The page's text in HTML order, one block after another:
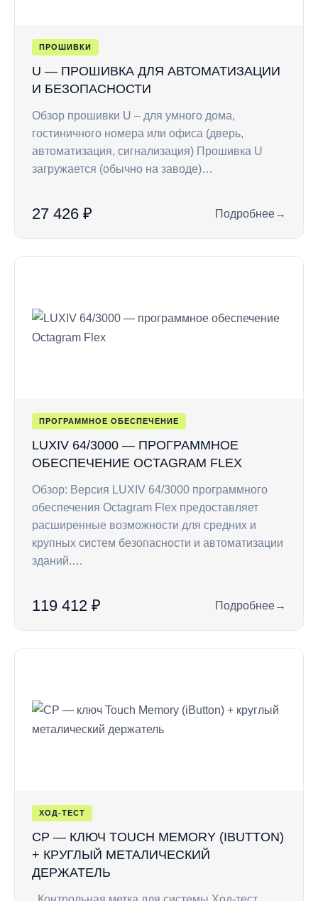
ПРОШИВКИ
U — ПРОШИВКА ДЛЯ АВТОМАТИЗАЦИИ
И БЕЗОПАСНОСТИ
Обзор прошивки U – для умного дома,
гостиничного номера или офиса (дверь,
автоматизация, сигнализация) Прошивка U
загружается (обычно на заводе)…
27 426 ₽ Подробнее
: U — прошивка
→
ПРОГРАММНОЕ ОБЕСПЕЧЕНИЕ
LUXIV 64/3000 — ПРОГРАММНОЕ
ОБЕСПЕЧЕНИЕ OCTAGRAM FLEX
Обзор: Версия LUXIV 64/3000 программного
обеспечения Octagram Flex предоставляет
расширенные возможности для средних и
крупных систем безопасности и автоматизации
зданий.…
119 412 ₽ Подробнее
: LUXIV 64/3000 —
→
ХОД-ТЕСТ
CP — КЛЮЧ TOUCH MEMORY (IBUTTON)
+ КРУГЛЫЙ МЕТАЛИЧЕСКИЙ
ДЕРЖАТЕЛЬ